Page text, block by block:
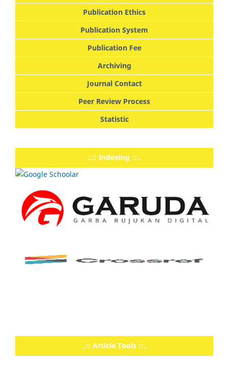
Publication Ethics
Publication System
Publication Fee
Archiving
Journal Contact
Peer Review Process
Statistic
..:: Indexing ::..
..:: Article Tools ::..